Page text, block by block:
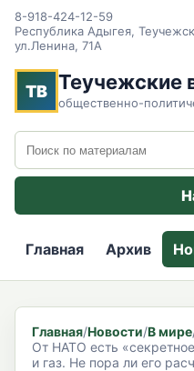
8-918-424-12-59
Республика Адыгея,
ул.Ленина, 71А
ТВ Теучежские
общественно-
Поиск по сайту
Главная Архив
Главная/Новости/В мире
От НАТО есть
и газ. Не пора ли его